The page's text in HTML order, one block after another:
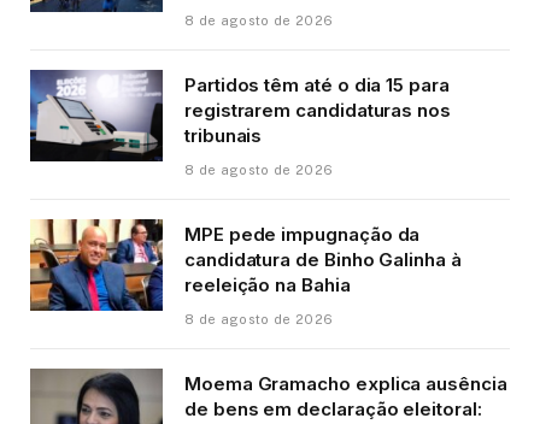
8 de agosto de 2026
Partidos têm até o dia 15 para
registrarem candidaturas nos
tribunais
8 de agosto de 2026
MPE pede impugnação da
candidatura de Binho Galinha à
reeleição na Bahia
8 de agosto de 2026
Moema Gramacho explica ausência
de bens em declaração eleitoral: